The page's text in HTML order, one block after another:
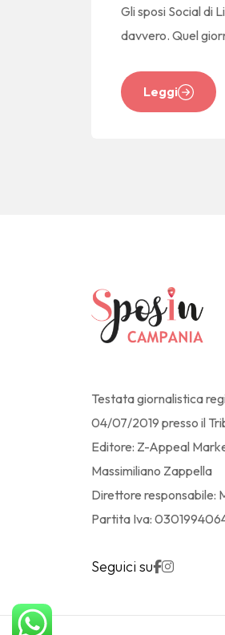
Gli sposi Social di
davvero. Quel
Leggi
Testata giornalistica
04/07/2019 presso il
Editore: Z-Appeal
Massimiliano Zappella
Direttore responsabile:
Partita Iva:
Seguici su